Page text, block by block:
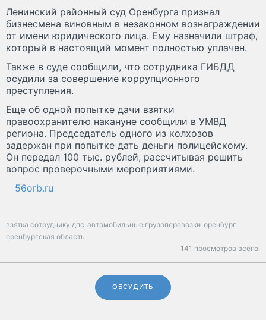
Ленинский районный суд Оренбурга признал
бизнесмена виновным в незаконном вознаграждении
от имени юридического лица. Ему назначили штраф,
который в настоящий момент полностью уплачен.
Также в суде сообщили, что сотрудника ГИБДД
осудили за совершение коррупционного
преступления.
Еще об одной попытке дачи взятки
правоохранителю накануне сообщили в УМВД
региона. Председатель одного из колхозов
задержан при попытке дать деньги полицейскому.
Он передал 100 тыс. рублей, рассчитывая решить
вопрос проверочными мероприятиями.
56orb.ru
взятка сотруднику дпс автомобильные грузоперевозки оренбург
оренбургская область
141 просмотров всего.
ОБСУДИТЬ